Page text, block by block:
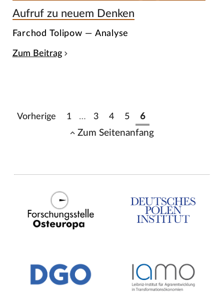
Aufruf zu neuem Denken
Farchod Tolipow — Analyse
Zum Beitrag
Vorherige 1 … 3 4 5 6
Zum Seitenanfang